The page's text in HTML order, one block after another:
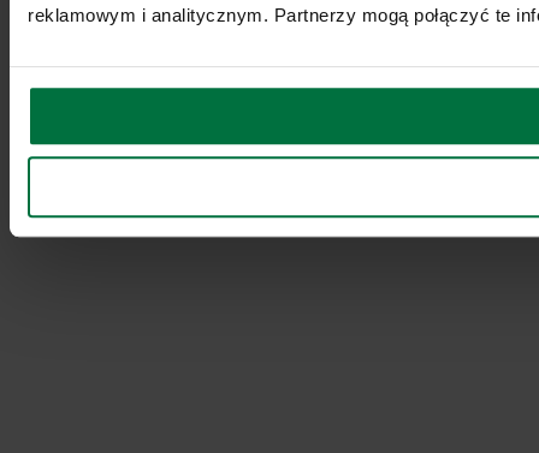
reklamowym i analitycznym. Partnerzy mogą połączyć te